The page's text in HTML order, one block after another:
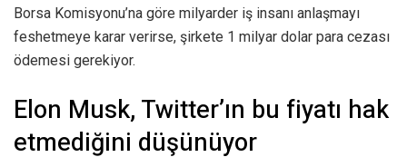
Borsa Komisyonu’na göre milyarder iş insanı anlaşmayı
feshetmeye karar verirse, şirkete 1 milyar dolar para cezası
ödemesi gerekiyor.
Elon Musk, Twitter’ın bu fiyatı hak
etmediğini düşünüyor